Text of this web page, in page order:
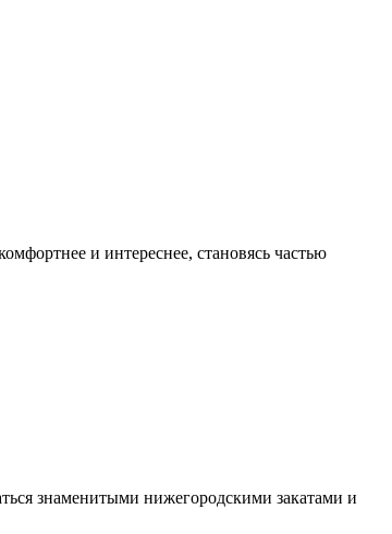
и интереснее, становясь частью
знаменитыми нижегородскими закатами и